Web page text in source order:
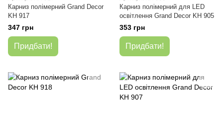
Карниз полімерний Grand Decor
KH 917
347 грн
Придбати!
Карниз полімерний для LED
освітлення Grand Decor KH 905
353 грн
Придбати!